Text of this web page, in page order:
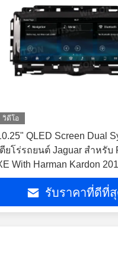
วิดีโอ
QLED Screen Dual
ตียโร่รถยนต์ Jaguar สําหรับ
With Harman Kardon
เตียโร่รถยนต์มัลติมีเดีย
รับราคาที่ดีที่